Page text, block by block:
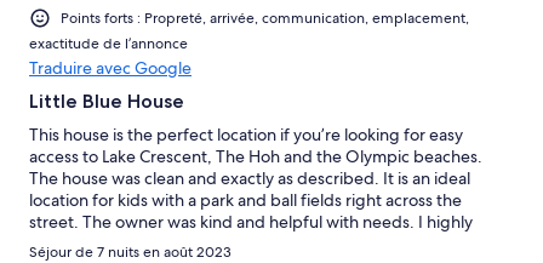
Points forts : Propreté, arrivée, communication, emplacement,
exactitude de l’annonce
Traduire avec Google
Little Blue House
This house is the perfect location if you’re looking for easy
access to Lake Crescent, The Hoh and the Olympic beaches.
The house was clean and exactly as described. It is an ideal
location for kids with a park and ball fields right across the
street. The owner was kind and helpful with needs. I highly
recommend staying here.
Séjour de 7 nuits en août 2023